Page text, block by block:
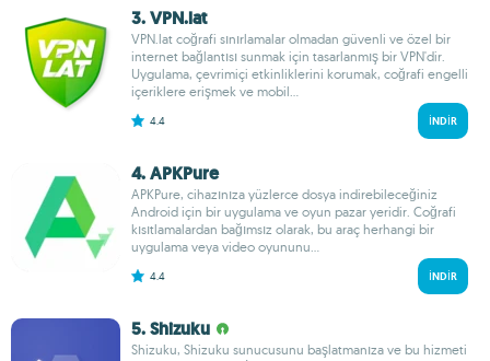
3. VPN.lat
VPN.lat coğrafi sınırlamalar olmadan güvenli ve özel bir
internet bağlantısı sunmak için tasarlanmış bir VPN'dir.
Uygulama, çevrimiçi etkinliklerini korumak, coğrafi engelli
içeriklere erişmek ve mobil...
4.4 İNDIR
4. APKPure
APKPure, cihazınıza yüzlerce dosya indirebileceğiniz
Android için bir uygulama ve oyun pazar yeridir. Coğrafi
kısıtlamalardan bağımsız olarak, bu araç herhangi bir
uygulama veya video oyununu...
4.4 İNDIR
5. Shizuku
Shizuku, Shizuku sunucusunu başlatmanıza ve bu hizmeti